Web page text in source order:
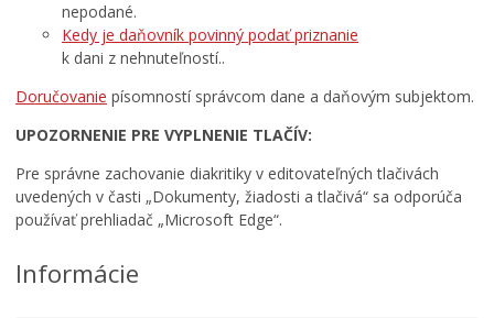
nepodané.
Kedy je daňovník povinný podať priznanie
k dani z nehnuteľností..
Doručovanie písomností správcom dane a daňovým subjektom.
UPOZORNENIE PRE VYPLNENIE TLAČÍV:
Pre správne zachovanie diakritiky v editovateľných tlačivách
uvedených v časti „Dokumenty, žiadosti a tlačivá“ sa odporúča
používať prehliadač „Microsoft Edge“.
Informácie